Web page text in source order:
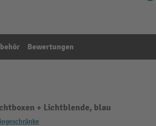
Bewertungen
+ Lichtblende, blau